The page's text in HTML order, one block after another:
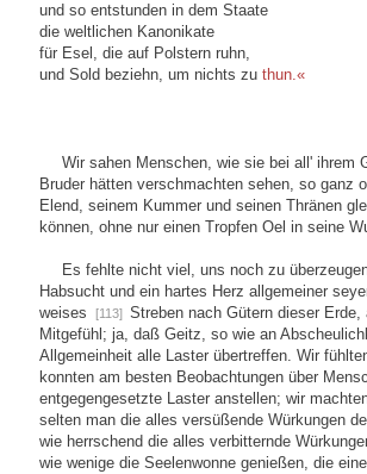
und so entstunden in dem Staate
die weltlichen Kanonikate
für Esel, die auf Polstern ruhn,
und Sold beziehn, um nichts zu thun.«
Wir sahen Menschen, wie sie bei all' ihrem
Bruder hätten verschmachten sehen, so ganz
Elend, seinem Kummer und seinen Thränen
können, ohne nur einen Tropfen Oel in seine
Es fehlte nicht viel, uns noch zu
Habsucht und ein hartes Herz allgemeiner
weises
[113] Streben nach Gütern dieser Erde,
Mitgefühl; ja, daß Geitz, so wie an
Allgemeinheit alle Laster übertreffen. Wir
konnten am besten Beobachtungen über
entgegengesetzte Laster anstellen; wir
selten man die alles versüßende Würkungen
wie herrschend die alles verbitternde
wie wenige die Seelenwonne genießen, die